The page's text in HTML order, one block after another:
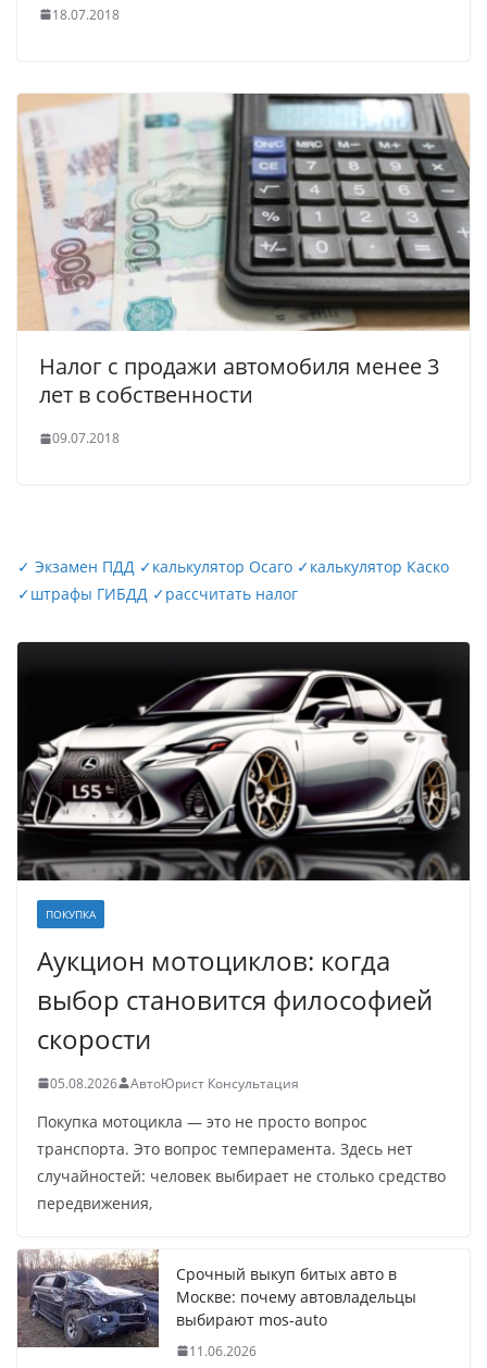
18.07.2018
Налог с продажи автомобиля менее 3
лет в собственности
09.07.2018
✓ Экзамен ПДД ✓калькулятор Осаго ✓калькулятор Каско
✓штрафы ГИБДД ✓рассчитать налог
ПОКУПКА
Аукцион мотоциклов: когда
выбор становится философией
скорости
05.08.2026 АвтоЮрист Консультация
Покупка мотоцикла — это не просто вопрос
транспорта. Это вопрос темперамента. Здесь нет
случайностей: человек выбирает не столько средство
передвижения,
Срочный выкуп битых авто в
Москве: почему автовладельцы
выбирают mos-auto
11.06.2026